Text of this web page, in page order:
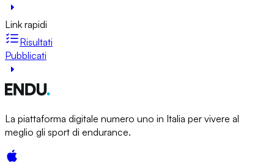
Link rapidi
Risultati
Pubblicati
La piattaforma digitale numero uno in Italia per vivere al
meglio gli sport di endurance.